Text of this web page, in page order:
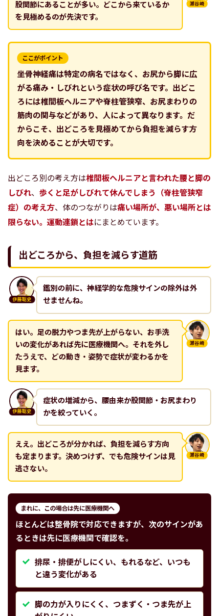
瀬谷崎
股関節にあることが多い。どこから来ているか
を見極めるのが先決です。
ここがポイント
坐骨神経痛は特定の病名ではなく、お尻から脚に広
がる痛み・しびれという症状の呼び名です。出どこ
ろには椎間板ヘルニアや脊柱管狭窄、お尻まわりの
筋肉の関与などがあり、人によって異なります。だ
からこそ、出どころを見極めてから負担を減らす方
向を決めることが大切です。
出どころ別の考え方は椎間板ヘルニアと言われた腰と脚の
しびれ、 歩くと足がしびれて休んでしまう（脊柱管狭窄
症）の考え方、体のつながりは痛い場所が、悪い場所とは
限らない。運動連鎖とはにまとめています。
出どころから、負担を減らす道筋
伊藤聡史
鑑別の前に、神経学的な危険サインの除外は外
せませんね。
瀬谷崎
はい。足の脱力やつま先が上がらない、お手洗
いの変化があれば先に医療機関へ。それを外し
たうえで、どの動き・姿勢で症状が変わるかを
見ます。
伊藤聡史
症状の増減から、腰由来か股関節・お尻まわり
かを絞っていく。
瀬谷崎
ええ。出どころが分かれば、負担を減らす方向
も定まります。決めつけず、でも危険サインは見
逃さない。
まれに、この場合は先に医療機関へ
ほとんどは整骨院で対応できますが、次のサインがあ
るときは先に医療機関で確認を。
排尿・排便がしにくい、もれるなど、いつも
と違う変化がある
脚の力が入りにくく、つまずく・つま先が上